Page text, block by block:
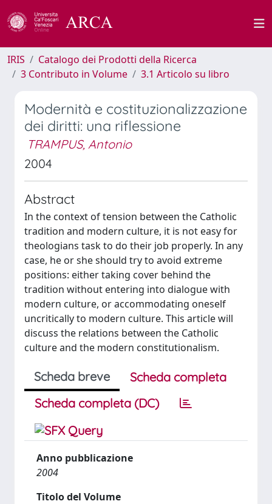
IRIS
Catalogo dei Prodotti della Ricerca
3 Contributo in Volume
3.1 Articolo su libro
Modernità e costituzionalizzazione
dei diritti: una riflessione
TRAMPUS, Antonio
2004
Abstract
In the context of tension between the Catholic
tradition and modern culture, it is not easy for
theologians task to do their job properly. In any
case, he or she should try to avoid extreme
positions: either taking cover behind the
tradition without entering into dialogue with
modern culture, or accommodating oneself
uncritically to modern culture. This article will
discuss the relations between the Catholic
culture and the modern constitutionalism.
Scheda breve
Scheda completa
Scheda completa (DC)
Anno pubblicazione
2004
Titolo del Volume